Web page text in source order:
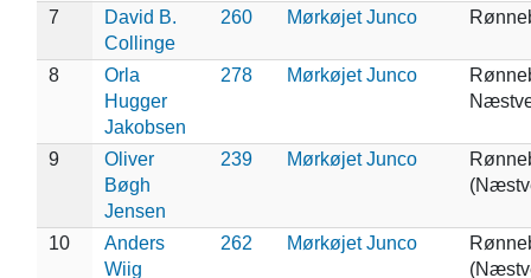
7
David B.
Collinge
260 Mørkøjet Junco
8
Orla
Hugger
Jakobsen
278 Mørkøjet Junco
9
Oliver
Bøgh
Jensen
239 Mørkøjet Junco
10
Anders
Wiig
262 Mørkøjet Junco